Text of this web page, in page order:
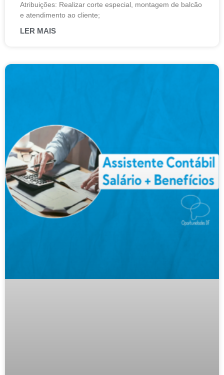
Atribuições: Realizar corte especial, montagem de balcão
e atendimento ao cliente;
LER MAIS